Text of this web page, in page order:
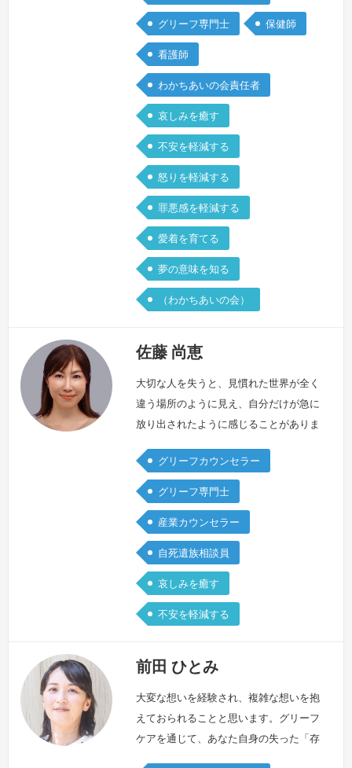
くれない、分かっているけど、それでも
名前を呼び続ける毎日でした。幸せそう
に見える周りの人と会いたくなくなっ
て、家にこもる日々の中で私を救ってく
れたのは、私の想いに耳を傾けてくれる
方々の存在でした。大切な方との別れ
に、涙が… 続きを見る »
グリーフ専門士 保健師
看護師
わかちあいの会責任者
哀しみを癒す
不安を軽減する
怒りを軽減する
罪悪感を軽減する
愛着を育てる
夢の意味を知る
（わかちあいの会）
佐藤 尚恵
大切な人を失うと、見慣れた世界が全く
違う場所のように見え、自分だけが急に
放り出されたように感じることがありま
人です。結婚式を一週間後に控えていた
朝、私は婚約者を事故で亡くしました。
彼がもういないという現実と、それでも
何事もなかったかのように続く日常。い
つもと変わらない朝や、幸せそうな人た
ちの光景が、私には受け入れがたく、戸
惑いと怒り、深い孤独が広がっていきま
した…続きを見る »
グリーフカウンセラー
グリーフ専門士
産業カウンセラー
自死遺族相談員
哀しみを癒す
不安を軽減する
前田 ひとみ
大変な想いを経験され、複雑な想いを抱
えておられることと思います。グリーフ
ケアを通じて、あなた自身の失った「存